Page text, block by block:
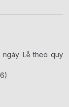
ngày Lễ theo quy